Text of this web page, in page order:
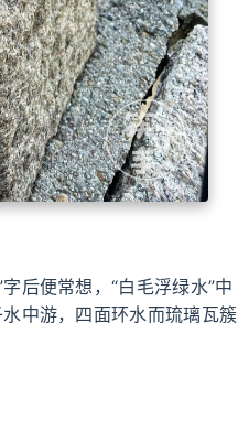
后便常想，“白毛浮绿水”中
中游，四面环水而琉璃瓦簇